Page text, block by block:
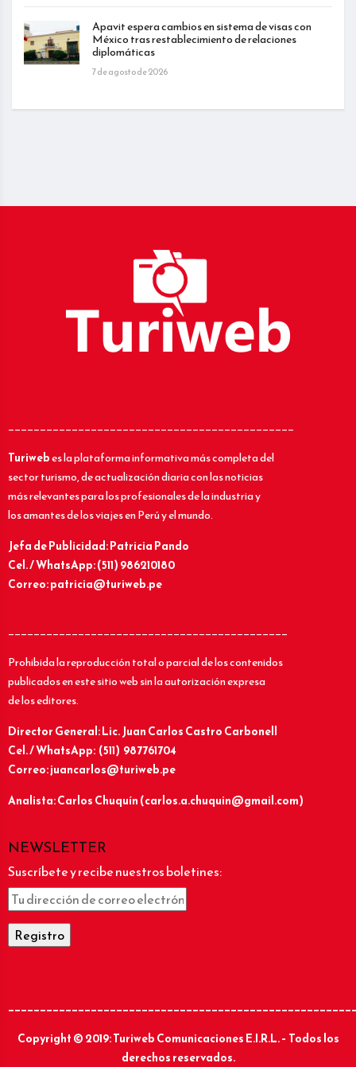
Apavit espera cambios en sistema de visas con
México tras restablecimiento de relaciones
diplomáticas
7 de agosto de 2026
_____________________________________________
Turiwebes la plataforma informativa más completa del
sector turismo, de actualización diaria con las noticias
más relevantes para los profesionales de la industria y
los amantes de los viajes en Perú y el mundo.
Jefa de Publicidad: Patricia Pando
Cel. / WhatsApp: (511) 986210180
Correo: patricia@turiweb.pe
____________________________________________
Prohibida la reproducción total o parcial de los contenidos
publicados en este sitio web sin la autorización expresa
de los editores.
Director General: Lic.Juan Carlos Castro Carbonell
Cel. / WhatsApp: (511) 987761704
Correo: juancarlos@turiweb.pe
Analista: Carlos Chuquín (carlos.a.chuquin@gmail.com)
NEWSLETTER
Suscríbete y recibe nuestros boletines:
Copyright © 2019: Turiweb Comunicaciones E.I.R.L. – Todos los
derechos reservados.